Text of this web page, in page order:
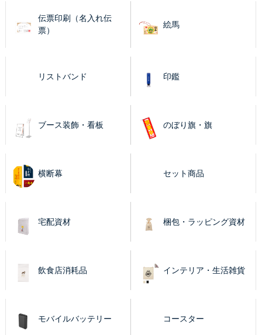
伝票印刷（名入れ伝
票）
絵馬
リストバンド 印鑑
ブース装飾・看板 のぼり旗・旗
横断幕 セット商品
宅配資材 梱包・ラッピング資材
飲食店消耗品 インテリア・生活雑貨
モバイルバッテリー コースター